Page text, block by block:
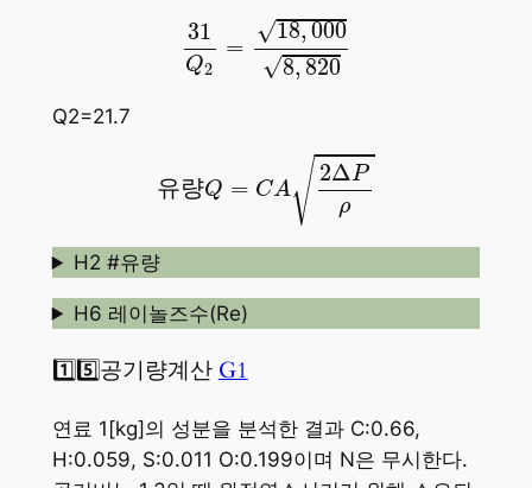
31
Q2
=
√18,000
√8, 820
31 18,0008,
Q2=21.7
유량Q = CA√ 2ΔP
ρ
ΔPρ
H2 #유량
H6 레이놀즈수(Re)
1️⃣5️⃣공기량계산 G1
연료 1[kg]의 성분을 분석한 결과 C:0.66,
H:0.059, S:0.011 O:0.199이며 N은 무시한다.